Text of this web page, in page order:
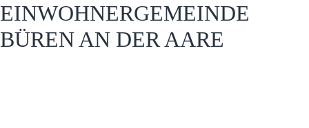
EINWOHNERGEMEINDE
BÜREN AN DER AARE